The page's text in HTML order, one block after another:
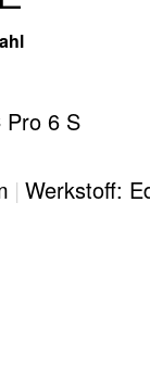
Pro 6 S
| Werkstoff: